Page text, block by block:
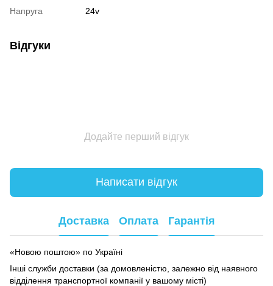
Напруга
24v
Відгуки
Додайте перший відгук
Написати відгук
Доставка Оплата Гарантія
«Новою поштою» по Україні
Інші служби доставки (за домовленістю, залежно від наявного
відділення транспортної компанії у вашому місті)